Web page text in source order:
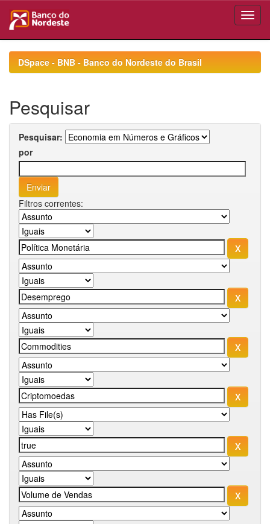
navigationDSpace - BNB - Banco do Nordeste do Brasil
Pesquisar
Pesquisar:
por
Filtros correntes: